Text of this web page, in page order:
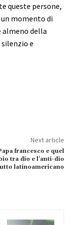
queste persone,
momento di
almeno della
e
Next article
francesco e quel
tra dio e l’anti-dio
latinoamericano